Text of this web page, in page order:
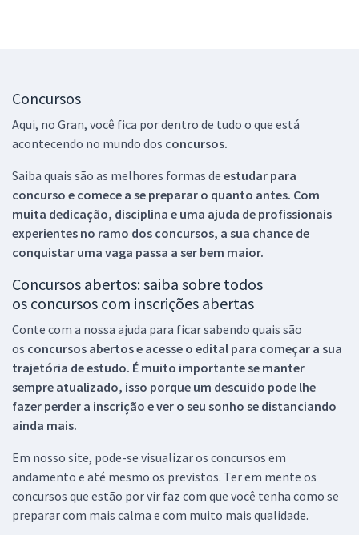
Concursos
Aqui, no Gran, você fica por dentro de tudo o que está
acontecendo no mundo dos concursos.
Saiba quais são as melhores formas de estudar para
concurso e comece a se preparar o quanto antes. Com
muita dedicação, disciplina e uma ajuda de profissionais
experientes no ramo dos concursos, a sua chance de
conquistar uma vaga passa a ser bem maior.
Concursos abertos: saiba sobre todos
os concursos com inscrições abertas
Conte com a nossa ajuda para ficar sabendo quais são
os concursos abertos e acesse o edital para começar a sua
trajetória de estudo. É muito importante se manter
sempre atualizado, isso porque um descuido pode lhe
fazer perder a inscrição e ver o seu sonho se distanciando
ainda mais.
Em nosso site, pode-se visualizar os concursos em
andamento e até mesmo os previstos. Ter em mente os
concursos que estão por vir faz com que você tenha como se
preparar com mais calma e com muito mais qualidade.